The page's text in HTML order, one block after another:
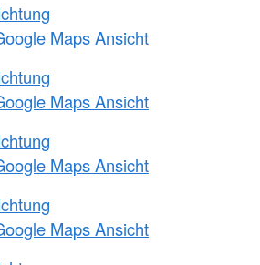
Maps Ansicht
Maps Ansicht
Maps Ansicht
Maps Ansicht